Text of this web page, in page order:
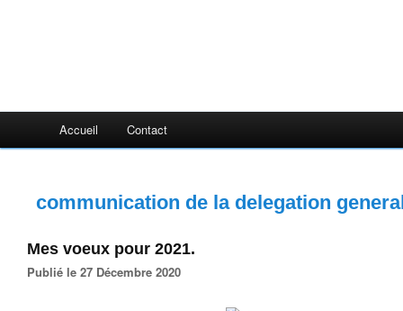
Accueil Contact
communication de la delegation
Mes voeux pour 2021.
Publié le 27 Décembre 2020